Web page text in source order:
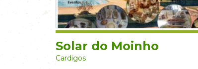
Solar do Moinho
Cardigos